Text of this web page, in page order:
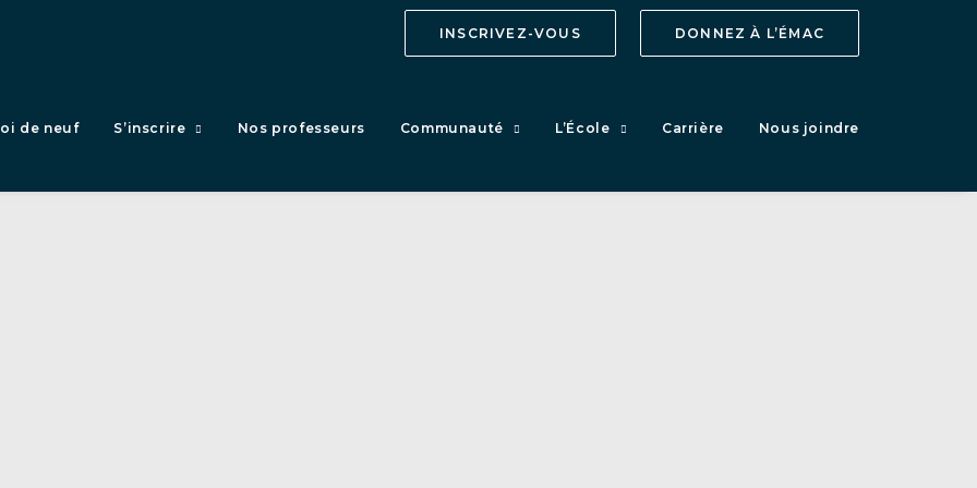
INSCRIVEZ-VOUS DONNEZ À L’ÉMAC
de neuf S’inscrire Nos professeurs Communauté L’École Carrière Nous joindre